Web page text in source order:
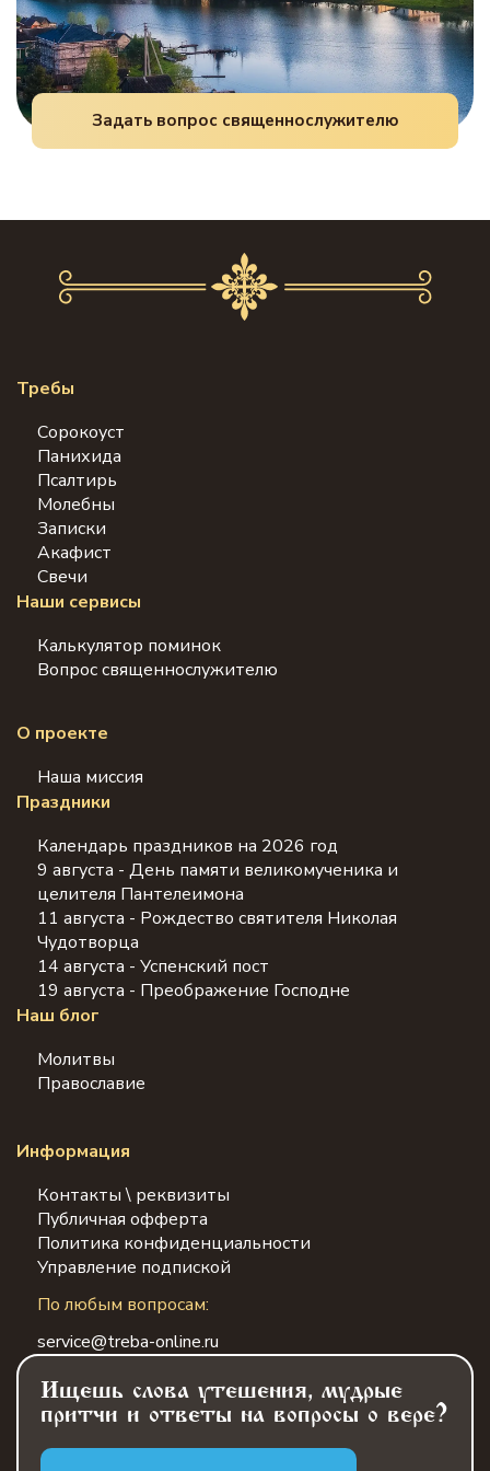
Задать вопрос священнослужителю
Требы
Сорокоуст
Панихида
Псалтирь
Молебны
Записки
Акафист
Свечи
Наши сервисы
Калькулятор поминок
Вопрос священнослужителю
О проекте
Наша миссия
Праздники
Календарь праздников на 2026 год
9 августа - День памяти великомученика и
целителя Пантелеимона
11 августа - Рождество святителя Николая
Чудотворца
14 августа - Успенский пост
19 августа - Преображение Господне
Наш блог
Молитвы
Православие
Информация
Контакты \ реквизиты
Публичная офферта
Политика конфиденциальности
Управление подпиской
По любым вопросам:
service@treba-online.ru
Ищешь слова утешения, мудрые
притчи и ответы на вопросы о вере?